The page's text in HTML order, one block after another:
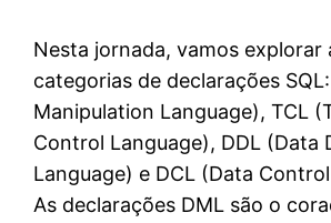
Nesta jornada, vamos explorar
categorias de declarações
Manipulation Language), TCL
Control Language), DDL (Data
Language) e DCL (Data
As declarações DML são o